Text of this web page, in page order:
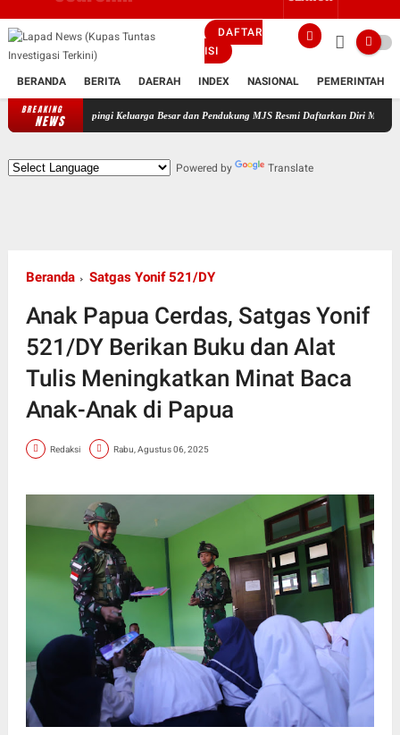
DAFTAR
ISI
BERANDA BERITA DAERAH INDEX NASIONAL PEMERINTAH
BREAKING
NEWS
Didampingi Keluarga Besar dan Pendukung MJS Resmi Daftarkan Diri Maju Sebagai
Powered by Translate
Beranda Satgas Yonif 521/DY
Anak Papua Cerdas, Satgas Yonif
521/DY Berikan Buku dan Alat
Tulis Meningkatkan Minat Baca
Anak-Anak di Papua
Redaksi Rabu, Agustus 06, 2025